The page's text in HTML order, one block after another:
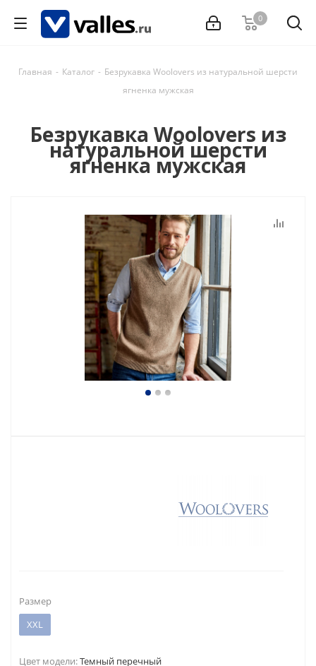
0
Главная - Каталог - Безрукавка Woolovers из натуральной шерсти
ягненка мужская
Безрукавка Woolovers из
натуральной шерсти
ягненка мужская
Размер
XXL
Цвет модели:Темный перечный